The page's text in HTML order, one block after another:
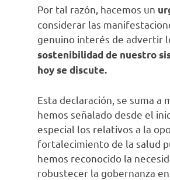
Por tal razón, hacemos un
considerar las
genuino interés de advertir
sostenibilidad de nuestro
hoy se discute.
Esta declaración, se suma a
hemos señalado desde el
especial los relativos a la
fortalecimiento de la salud
hemos reconocido la
robustecer la gobernanza